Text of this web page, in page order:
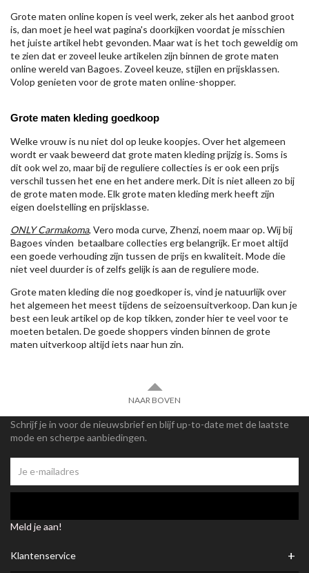
Grote maten online kopen is veel werk, zeker als het aanbod groot
is, dan moet je heel wat pagina's doorkijken voordat je misschien
het juiste artikel hebt gevonden. Maar wat is het toch geweldig om
te zien dat er zoveel leuke artikelen zijn binnen de grote maten
online wereld van Bagoes. Zoveel keuze, stijlen en prijsklassen.
Volop genieten voor de grote maten online-shopper.
Grote maten kleding goedkoop
Welke vrouw is nu niet dol op leuke koopjes. Over het algemeen
wordt er vaak beweerd dat grote maten kleding prijzig is. Soms is
dit ook wel zo, maar bij de reguliere collecties is er ook een prijs
verschil tussen het ene en het andere merk. Dit is niet alleen zo bij
de grote maten mode. Elk grote maten kleding merk heeft zijn
eigen doelstelling en prijsklasse.
ONLY Carmakoma, Vero moda curve, Zhenzi, noem maar op. Wij bij
Bagoes vinden betaalbare collecties erg belangrijk. Er moet altijd
een goede verhouding zijn tussen de prijs en kwaliteit. Mode die
niet veel duurder is of zelfs gelijk is aan de reguliere mode.
Grote maten kleding die nog goedkoper is, vind je natuurlijk over
het algemeen het meest tijdens de seizoensuitverkoop. Dan kun je
best een leuk artikel op de kop tikken, zonder hier te veel voor te
moeten betalen. De goede shoppers vinden binnen de grote
maten uitverkoop altijd iets naar hun zin.
NAAR BOVEN
Schrijf je in voor de nieuwsbrief en blijf up-to-date met de laatste
mode en scherpe aanbiedingen.
Meld je aan!
Klantenservice +